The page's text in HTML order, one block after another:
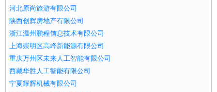
河北原尚旅游有限公司
陕西创辉房地产有限公司
浙江温州鹏程信息技术有限公司
上海崇明区高峰新能源有限公司
重庆万州区未来人工智能有限公司
西藏华胜人工智能有限公司
宁夏耀辉机械有限公司